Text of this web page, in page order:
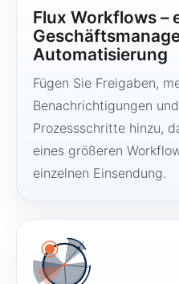
Flux Workflows –
Automatisierung
Fügen Sie Freigaben,
Benachrichtigungen
Prozessschritte hinzu,
eines größeren
einzelnen Einsendung.